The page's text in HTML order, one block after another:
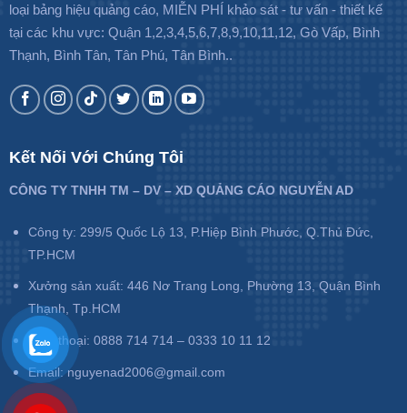
loại bảng hiệu quảng cáo, MIỄN PHÍ khảo sát - tư vấn - thiết kế
tại các khu vực: Quận 1,2,3,4,5,6,7,8,9,10,11,12, Gò Vấp, Bình
Thạnh, Bình Tân, Tân Phú, Tân Bình..
Kết Nối Với Chúng Tôi
CÔNG TY TNHH TM – DV – XD QUẢNG CÁO NGUYỄN AD
Công ty: 299/5 Quốc Lộ 13, P.Hiệp Bình Phước, Q.Thủ Đức,
TP.HCM
Xưởng sản xuất: 446 Nơ Trang Long, Phường 13, Quận Bình
Thạnh, Tp.HCM
Điện thoại: 0888 714 714 – 0333 10 11 12
Email: nguyenad2006@gmail.com